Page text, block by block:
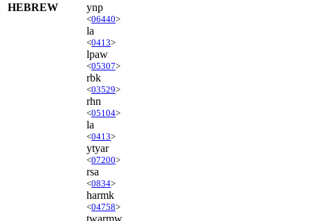
HEBREW ynp
<06440>
la
<0413>
lpaw
<05307>
rbk
<03529>
rhn
<05104>
la
<0413>
ytyar
<07200>
rsa
<0834>
harmk
<04758>
twarmw